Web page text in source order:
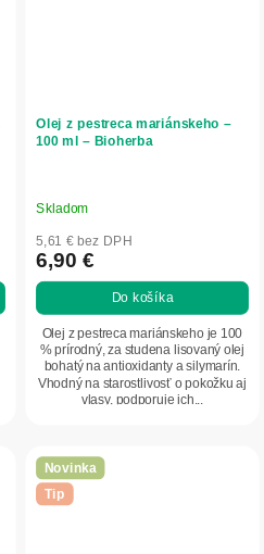
Olej z pestreca mariánskeho –
100 ml – Bioherba
Skladom
5,61 € bez DPH
6,90 €
Do košíka
Olej z pestreca mariánskeho je 100
% prírodný, za studena lisovaný olej
bohatý na antioxidanty a silymarín.
Vhodný na starostlivosť o pokožku aj
vlasy, podporuje ich...
Novinka
Tip